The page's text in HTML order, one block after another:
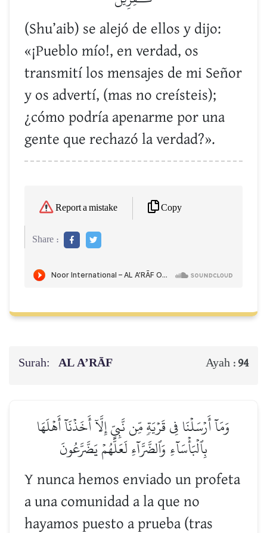
(Shu’aib) se alejó de ellos y dijo:
«¡Pueblo mío!, en verdad, os
transmití los mensajes de mi Señor
y os advertí, (mas no creísteis);
¿cómo podría apenarme por una
gente que rechazó la verdad?».
Report a mistake Copy
Share :
Surah: AL A’RĀF Ayah : 94
وَمَآ أَرۡسَلۡنَا فِي قَرۡيَةٖ مِّن نَّبِيٍّ إِلَّآ أَخَذۡنَآ أَهۡلَهَا
بِٱلۡبَأۡسَآءِ وَٱلضَّرَّآءِ لَعَلَّهُمۡ يَضَّرَّعُونَ
Y nunca hemos enviado un profeta
a una comunidad a la que no
hayamos puesto a prueba (tras